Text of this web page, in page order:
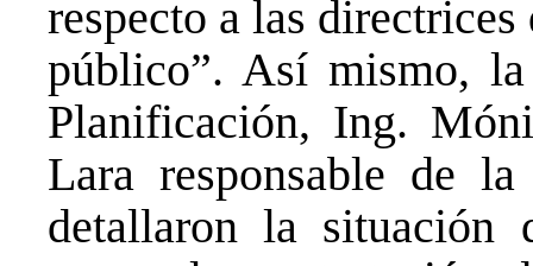
respecto a las
público”. Así mismo,
Planificación, Ing.
Lara responsable de
detallaron la situación